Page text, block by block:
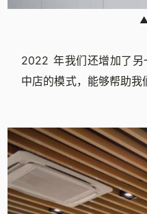
2022 年我们还增加了
中店的模式，能够帮助我